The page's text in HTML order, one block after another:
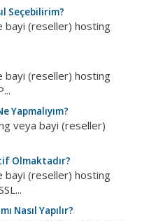
Seçebilirim?
bayi (reseller) hosting
bayi (reseller) hosting
Yapmalıyım?
veya bayi (reseller)
Olmaktadır?
bayi (reseller) hosting
Nasıl Yapılır?